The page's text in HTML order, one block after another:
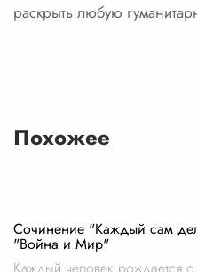
раскрыть любую
Похожее
Сочинение "Каждый сам
"Война и Мир"